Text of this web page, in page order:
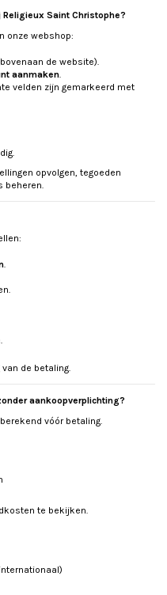
Saint Christophe?
onze webshop:
de website).
aanmaken
velden zijn gemarkeerd met
opvolgen, tegoeden
beheren.
.
de betaling.
aankoopverplichting?
vóór betaling.
te bekijken.